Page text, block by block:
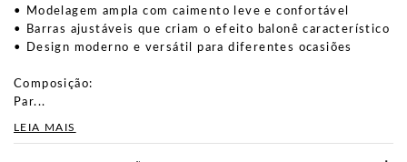
• Modelagem ampla com caimento leve e confortável
• Barras ajustáveis que criam o efeito balonê característico
• Design moderno e versátil para diferentes ocasiões
Composição:
Par...
LEIA MAIS